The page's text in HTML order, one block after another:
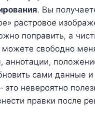
. Вы
растровое
поправить, а
свободно
аннотации,
сами данные и
это невероятно
правки после